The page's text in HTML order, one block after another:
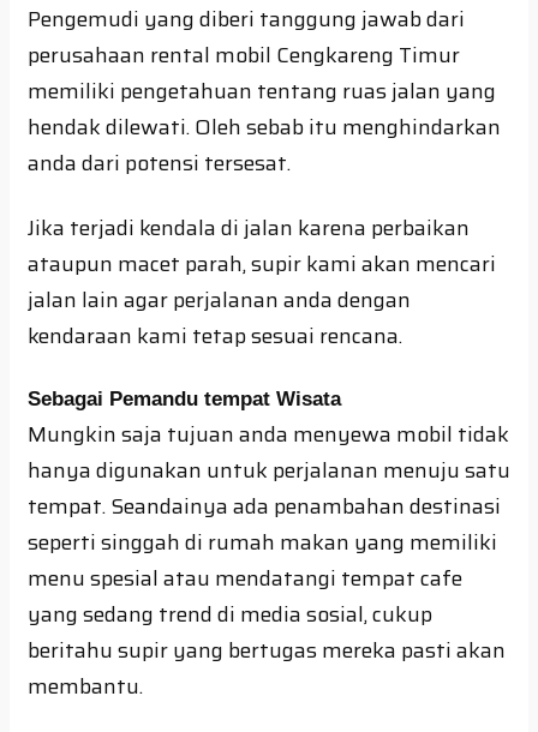
Pengemudi yang diberi tanggung jawab dari
perusahaan rental mobil Cengkareng Timur
memiliki pengetahuan tentang ruas jalan yang
hendak dilewati. Oleh sebab itu menghindarkan
anda dari potensi tersesat.
Jika terjadi kendala di jalan karena perbaikan
ataupun macet parah, supir kami akan mencari
jalan lain agar perjalanan anda dengan
kendaraan kami tetap sesuai rencana.
Sebagai Pemandu tempat Wisata
Mungkin saja tujuan anda menyewa mobil tidak
hanya digunakan untuk perjalanan menuju satu
tempat. Seandainya ada penambahan destinasi
seperti singgah di rumah makan yang memiliki
menu spesial atau mendatangi tempat cafe
yang sedang trend di media sosial, cukup
beritahu supir yang bertugas mereka pasti akan
membantu.